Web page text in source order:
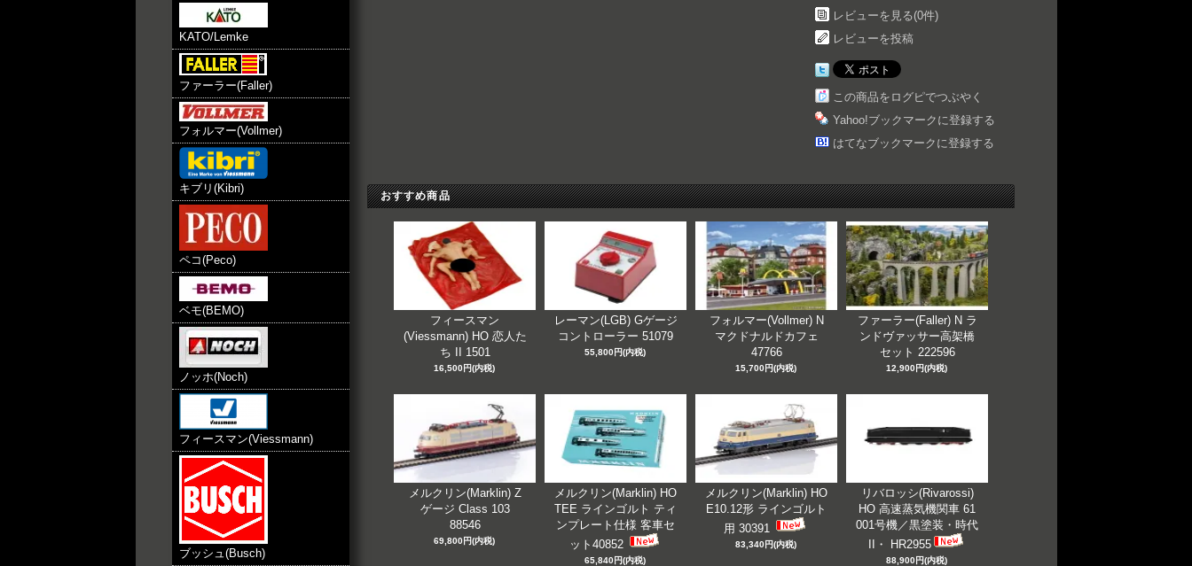
KATO/Lemke
ファーラー(Faller)
フォルマー(Vollmer)
キブリ(Kibri)
ペコ(Peco)
ベモ(BEMO)
ノッホ(Noch)
フィースマン(Viessmann)
ブッシュ(Busch)
レビューを見る(0件)
レビューを投稿
この商品をログピでつぶやく
Yahoo!ブックマークに登録する
はてなブックマークに登録する
おすすめ商品
フィースマン
(Viessmann) HO 恋人た
ち II 1501
16,500円(内税)
レーマン(LGB) Gゲージ
コントローラー 51079
55,800円(内税)
フォルマー(Vollmer) N
マクドナルドカフェ
47766
15,700円(内税)
ファーラー(Faller) N ラ
ンドヴァッサー高架橋
セット 222596
12,900円(内税)
メルクリン(Marklin) Z
ゲージ Class 103
88546
69,800円(内税)
メルクリン(Marklin) HO
TEE ラインゴルト ティ
ンプレート仕様 客車セ
ット40852
65,840円(内税)
メルクリン(Marklin) HO
E10.12形 ラインゴルト
用 30391
83,340円(内税)
リバロッシ(Rivarossi)
HO 高速蒸気機関車 61
001号機／黒塗装・時代
II・ HR2955
88,900円(内税)